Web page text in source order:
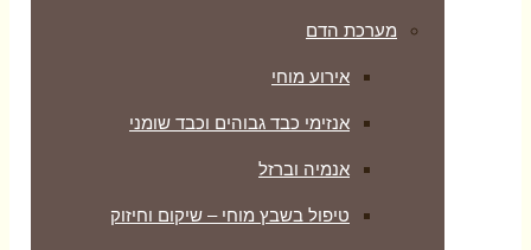
מערכת הדם
אירוע מוחי
אנזימי כבד גבוהים וכבד שומני
אנמיה וברזל
טיפול בשבץ מוחי – שיקום וחיזוק